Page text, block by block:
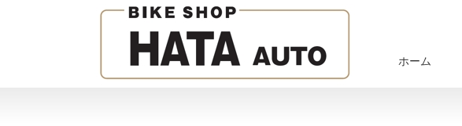
ホーム